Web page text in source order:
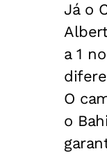
Já o
a 1
O
o